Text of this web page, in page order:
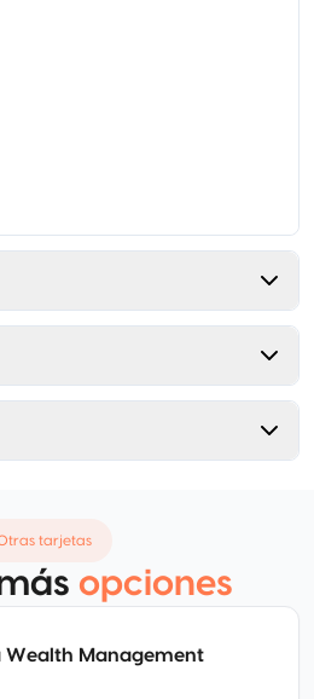
tarjetas
opciones
Wealth Management